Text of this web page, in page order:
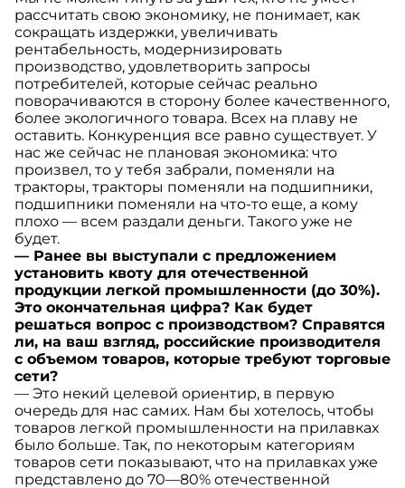
рассчитать свою экономику, не понимает, как
сокращать издержки, увеличивать
рентабельность, модернизировать
производство, удовлетворить запросы
потребителей, которые сейчас реально
поворачиваются в сторону более качественного,
более экологичного товара. Всех на плаву не
оставить. Конкуренция все равно существует. У
нас же сейчас не плановая экономика: что
произвел, то у тебя забрали, поменяли на
тракторы, тракторы поменяли на подшипники,
подшипники поменяли на что-то еще, а кому
плохо — всем раздали деньги. Такого уже не
будет.
— Ранее вы выступали с предложением
установить квоту для отечественной
продукции легкой промышленности (до 30%).
Это окончательная цифра? Как будет
решаться вопрос с производством? Справятся
ли, на ваш взгляд, российские производителя
с объемом товаров, которые требуют торговые
сети?
— Это некий целевой ориентир, в первую
очередь для нас самих. Нам бы хотелось, чтобы
товаров легкой промышленности на прилавках
было больше. Так, по некоторым категориям
товаров сети показывают, что на прилавках уже
представлено до 70—80% отечественной